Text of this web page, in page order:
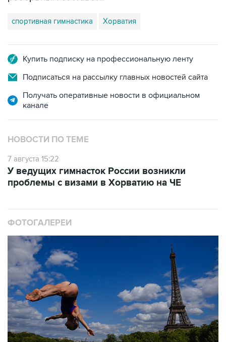
спортивная гимнастика Хорватия
Купить подписку на профессиональную ленту
Подписаться на рассылку главных новостей сайта
Получать оперативные новости в официальном
канале
НОВОСТИ ПО ТЕМЕ
7 августа 15:22
У ведущих гимнасток России возникли
проблемы с визами в Хорватию на ЧЕ
ФОТОГАЛЕРЕИ